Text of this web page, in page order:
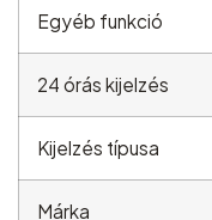
Egyéb funkció
24 órás kijelzés
Kijelzés típusa
Márka